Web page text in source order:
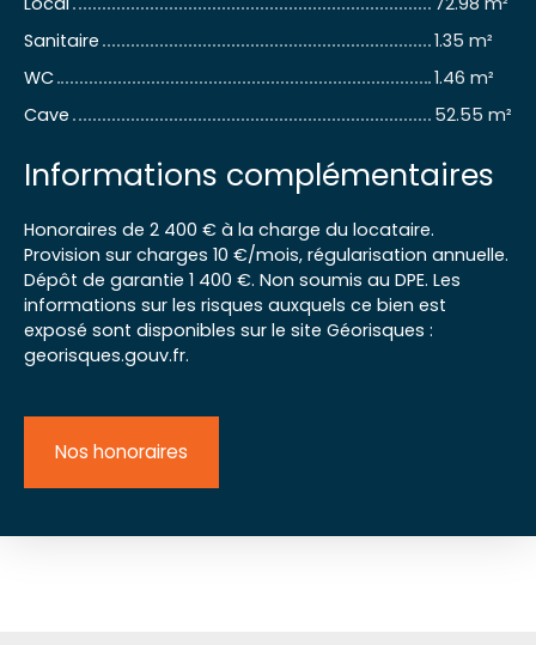
Sanitaire
1.35 m²
WC
1.46 m²
Cave
52.55 m²
Informations complémentaires
Honoraires de 2 400 € à la charge du locataire.
Provision sur charges 10 €/mois, régularisation annuelle.
Dépôt de garantie 1 400 €. Non soumis au DPE. Les
informations sur les risques auxquels ce bien est
exposé sont disponibles sur le site Géorisques :
georisques.gouv.fr.
Nos honoraires